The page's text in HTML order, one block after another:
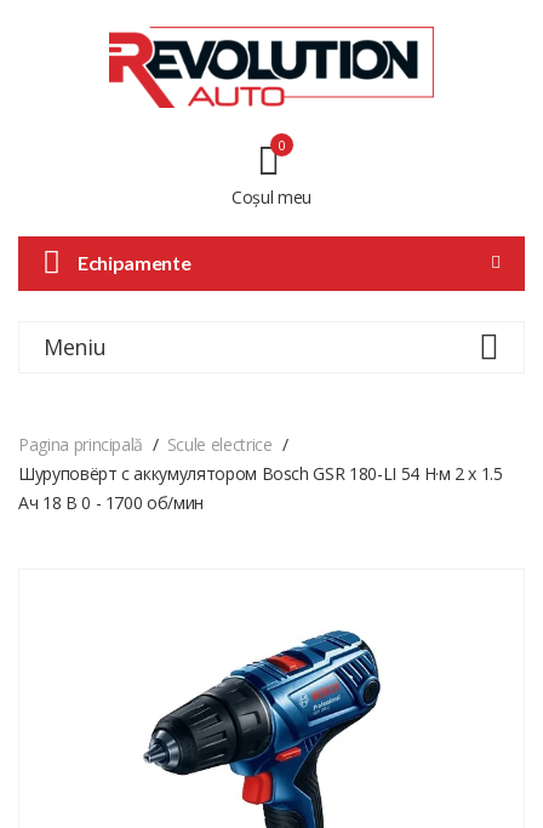
Coșul meu
0
Echipamente
Meniu
Pagina principală
Scule electrice
Шуруповёрт с аккумулятором Bosch GSR 180-LI 54 Н·м 2 x 1.5
Aч 18 В 0 - 1700 об/мин